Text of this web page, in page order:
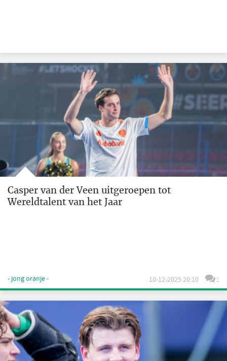
Casper van der Veen uitgeroepen tot
Wereldtalent van het Jaar
- jong oranje - 10-12-2025 20:10 1